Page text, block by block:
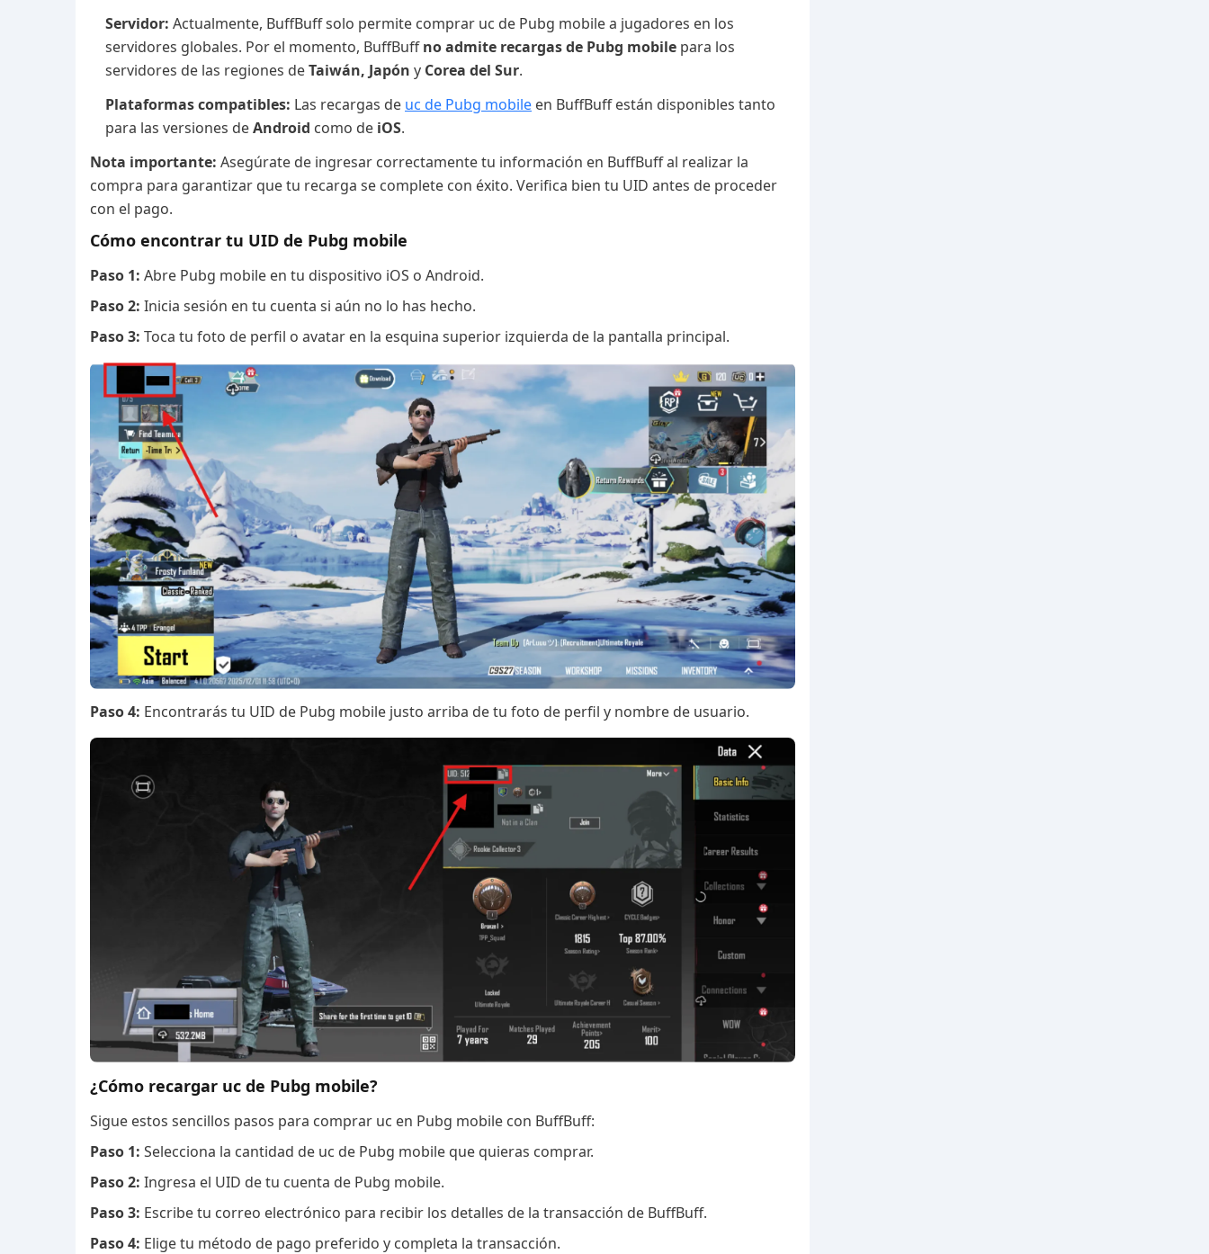
Servidor: Actualmente, BuffBuff solo permite comprar uc de Pubg mobile a jugadores en los
servidores globales. Por el momento, BuffBuffno admite recargas de Pubg mobile para los
servidores de las regiones deTaiwán, Japón y Corea del Sur.
Plataformas compatibles: Las recargas de uc de Pubg mobile en BuffBuff están disponibles tanto
para las versiones deAndroid como de iOS.
Nota importante: Asegúrate de ingresar correctamente tu información en BuffBuff al realizar la
compra para garantizar que tu recarga se complete con éxito. Verifica bien tu UID antes de proceder
con el pago.
Cómo encontrar tu UID de Pubg mobile
Paso 1: Abre Pubg mobile en tu dispositivo iOS o Android.
Paso 2: Inicia sesión en tu cuenta si aún no lo has hecho.
Paso 3: Toca tu foto de perfil o avatar en la esquina superior izquierda de la pantalla principal.
Paso 4: Encontrarás tu UID de Pubg mobile justo arriba de tu foto de perfil y nombre de usuario.
¿Cómo recargar uc de Pubg mobile?
Sigue estos sencillos pasos para comprar uc en Pubg mobile con BuffBuff:
Paso 1: Selecciona la cantidad de uc de Pubg mobile que quieras comprar.
Paso 2: Ingresa el UID de tu cuenta de Pubg mobile.
Paso 3: Escribe tu correo electrónico para recibir los detalles de la transacción de BuffBuff.
Paso 4: Elige tu método de pago preferido y completa la transacción.